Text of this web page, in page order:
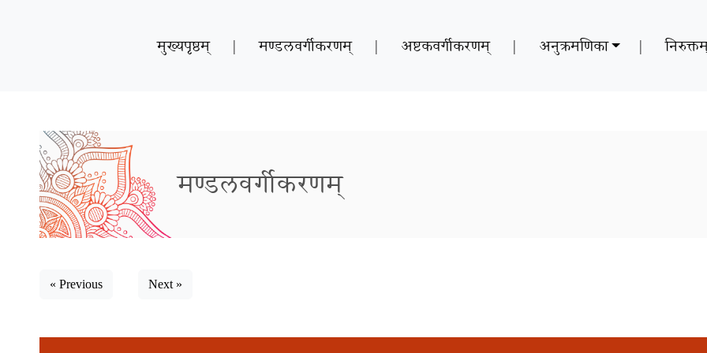
मुख्यपृष्ठम् | मण्डलवर्गीकरणम् | अष्टकवर्गीकरणम् | अनुक्रमणिका |
मण्डलवर्गीकरणम्
« Previous Next »